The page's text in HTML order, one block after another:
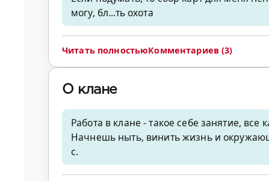
могу, бл...ть охота
Читать полностьюКомментариев (3)
О клане
Работа в клане - такое себе занятие,
Начнешь ныть, винить жизнь и
с.